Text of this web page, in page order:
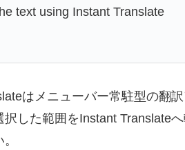
text using Instant Translate
はメニューバー常駐型の翻
択した範囲をInstant Translate